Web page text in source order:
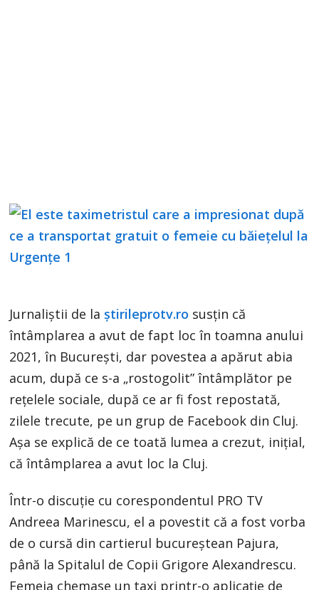
Jurnaliștii de la știrileprotv.ro susțin că
întâmplarea a avut de fapt loc în toamna anului
2021, în București, dar povestea a apărut abia
acum, după ce s-a „rostogolit” întâmplător pe
rețelele sociale, după ce ar fi fost repostată,
zilele trecute, pe un grup de Facebook din Cluj.
Așa se explică de ce toată lumea a crezut, inițial,
că întâmplarea a avut loc la Cluj.
Într-o discuție cu corespondentul PRO TV
Andreea Marinescu, el a povestit că a fost vorba
de o cursă din cartierul bucureștean Pajura,
până la Spitalul de Copii Grigore Alexandrescu.
Femeia chemase un taxi printr-o aplicație de